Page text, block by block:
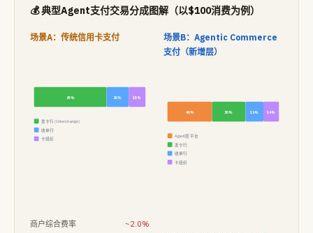
💰 典型Agent支付交易分成图解（以$100消费为例）
场景A：传统信用卡支付
65% 20% 15%
发卡行 (Interchange)
收单行
卡组织
商户综合费率
~2.0%
场景B：Agentic Commerce
支付（新增层）
40% 30% 16% 14%
Agent层 平台
发卡行
收单行
卡组织